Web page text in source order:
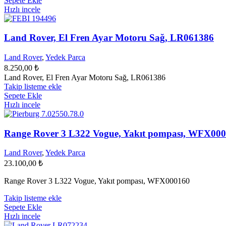
Hızlı incele
Land Rover, El Fren Ayar Motoru Sağ, LR061386
Land Rover, Yedek Parca
8.250,00 ₺
Land Rover, El Fren Ayar Motoru Sağ, LR061386
Takip listeme ekle
Sepete Ekle
Hızlı incele
Range Rover 3 L322 Vogue, Yakıt pompası,
Land Rover, Yedek Parca
23.100,00 ₺
Range Rover 3 L322 Vogue, Yakıt pompası, WFX000160
Takip listeme ekle
Sepete Ekle
Hızlı incele